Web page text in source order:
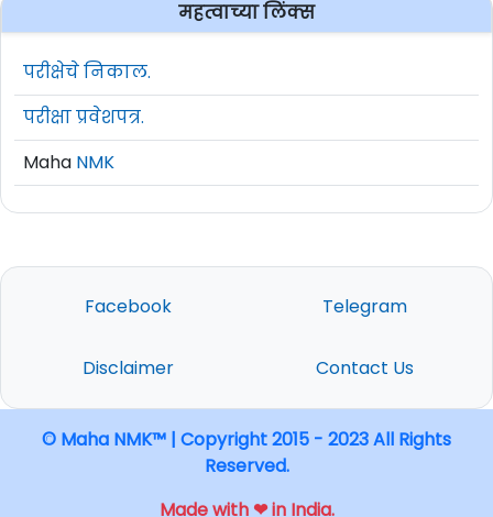
महत्वाच्या लिंक्स
परीक्षेचे निकाल.
परीक्षा प्रवेशपत्र.
Maha NMK
Facebook Telegram
Disclaimer Contact Us
© Maha NMK™ | Copyright 2015 - 2023 All Rights
Reserved.
Made with ❤ in India.